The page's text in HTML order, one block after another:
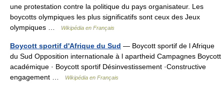
une protestation contre la politique du pays organisateur. Les
boycotts olympiques les plus significatifs sont ceux des Jeux
olympiques …
Wikipédia en Français
Boycott sportif d'Afrique du Sud — Boycott sportif de l Afrique
du Sud Opposition internationale à l apartheid Campagnes Boycott
académique · Boycott sportif Désinvestissement ·Constructive
engagement …
Wikipédia en Français